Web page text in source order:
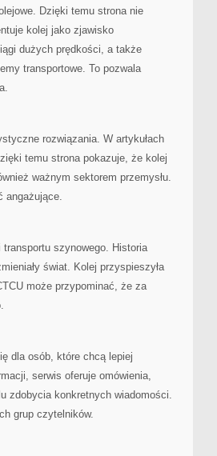
Dzięki temu strona nie
kolej jako zjawisko
dużych prędkości, a także
transportowe. To pozwala
rozwiązania. W artykułach
temu strona pokazuje, że kolej
ważnym sektorem przemysłu.
angażujące.
szynowego. Historia
świat. Kolej przyspieszyła
może przypominać, że za
dla osób, które chcą lepiej
serwis oferuje omówienia,
zdobycia konkretnych wiadomości.
grup czytelników.